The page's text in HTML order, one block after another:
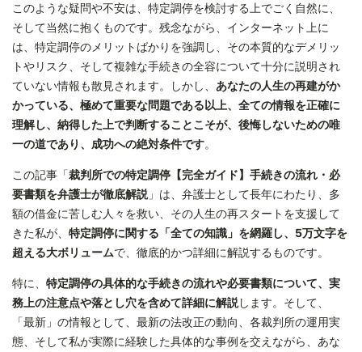
このような疑問や不安は、特定調停を検討する上でごく自然に、
そして当然に抱くものです。残念ながら、インターネット上に
は、特定調停のメリットばかりを強調し、その本質的なデメリッ
トやリスク、そして複雑な手続きの全容について十分に説明され
ていない情報も散見されます。しかし、 あなたの人生の再建がか
かっている、極めて重要な問題である以上、全ての情報を正確に
理解し、納得した上で判断することこそが、後悔しないための唯
一の道であり、成功への絶対条件です。
この記事「裁判所での特定調停【完全ガイド】手続きの流れ・必
要書類を弁護士が徹底解説 」は、弁護士として長年にわたり、多
額の借金に苦しむ人々を救い、その人生の再スタートを支援して
きた私が、 特定調停に関する「全ての知識」を網羅し、5万文字を
超える大ボリュームで、徹底的かつ詳細に解説するものです。
特に、 特定調停の具体的な手続きの流れや必要書類について、実
務上の注意点や落とし穴を含めて詳細に解説します。そして、
「最新」の情報として、最新の法改正の動向、各裁判所の運用実
態、そして私が実際に経験した具体的な事例を交えながら、あな